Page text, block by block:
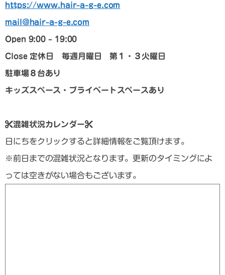
https://www.hair-a-g-e.com
mail@hair-a-g-e.com
Open 9:00 – 19:00
Close 定休日 毎週月曜日 第１・３火曜日
駐車場８台あり
キッズスペース・プライベートスペースあり
混雑状況カレンダー
日にちをクリックすると詳細情報をご覧頂けます。
※前日までの混雑状況となります。更新のタイミングによ
っては空きがない場合もございます。